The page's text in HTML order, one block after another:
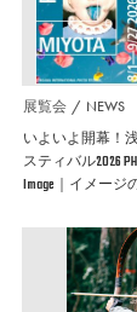
展覧会 NEWS
いよいよ開幕！
スティバル2026
Image｜イメージ